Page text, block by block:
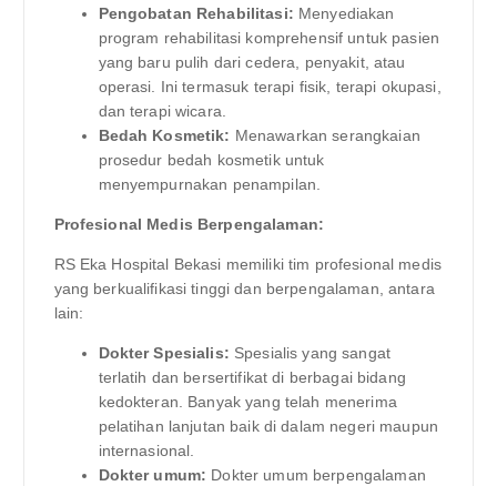
Pengobatan Rehabilitasi: Menyediakan
program rehabilitasi komprehensif untuk pasien
yang baru pulih dari cedera, penyakit, atau
operasi. Ini termasuk terapi fisik, terapi okupasi,
dan terapi wicara.
Bedah Kosmetik: Menawarkan serangkaian
prosedur bedah kosmetik untuk
menyempurnakan penampilan.
Profesional Medis Berpengalaman:
RS Eka Hospital Bekasi memiliki tim profesional medis
yang berkualifikasi tinggi dan berpengalaman, antara
lain:
Dokter Spesialis: Spesialis yang sangat
terlatih dan bersertifikat di berbagai bidang
kedokteran. Banyak yang telah menerima
pelatihan lanjutan baik di dalam negeri maupun
internasional.
Dokter umum: Dokter umum berpengalaman